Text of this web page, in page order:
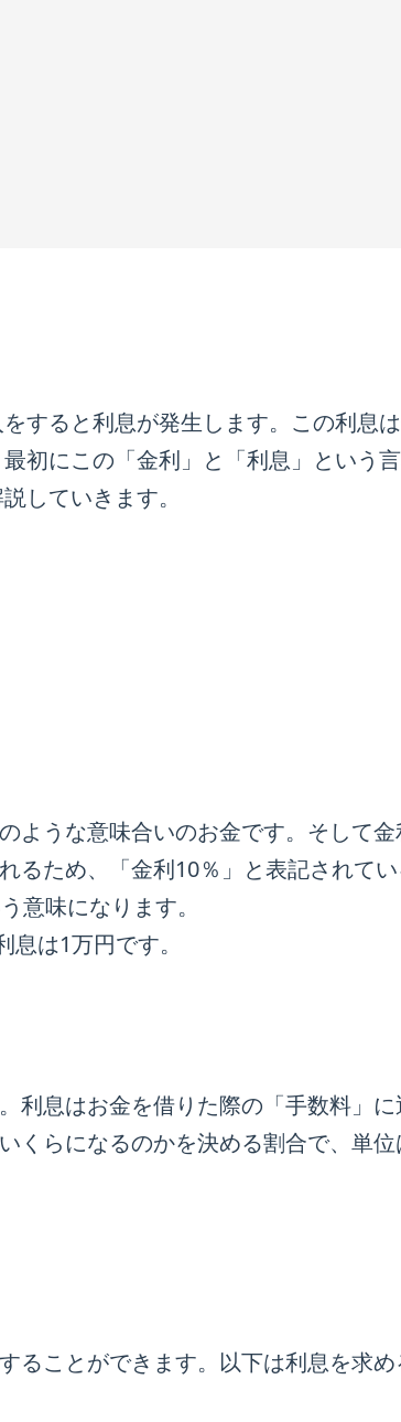
すると利息が発生します。この利息
初にこの「金利」と「利息」という
していきます。
ような意味合いのお金です。そして
るため、「金利10％」と表記されて
意味になります。
は1万円です。
利息はお金を借りた際の「手数料」
くらになるのかを決める割合で、単
ことができます。以下は利息を求め